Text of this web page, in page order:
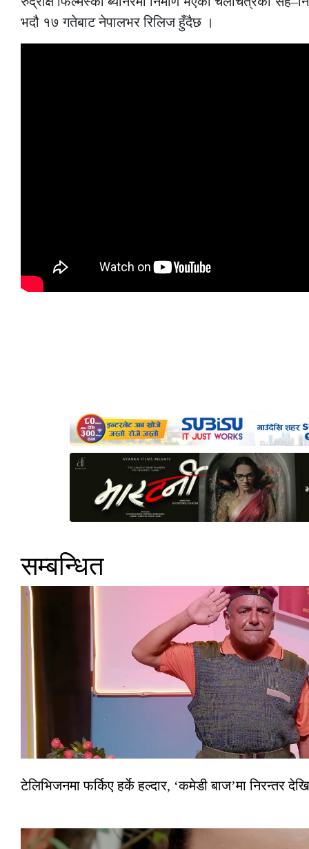
भदौ १७ गतेबाट नेपालभर रिलिज हुँदैछ ।
सम्बन्धित
टेलिभिजनमा फर्किए हर्के हल्दार, ‘कमेडी बाज’मा निरन्तर